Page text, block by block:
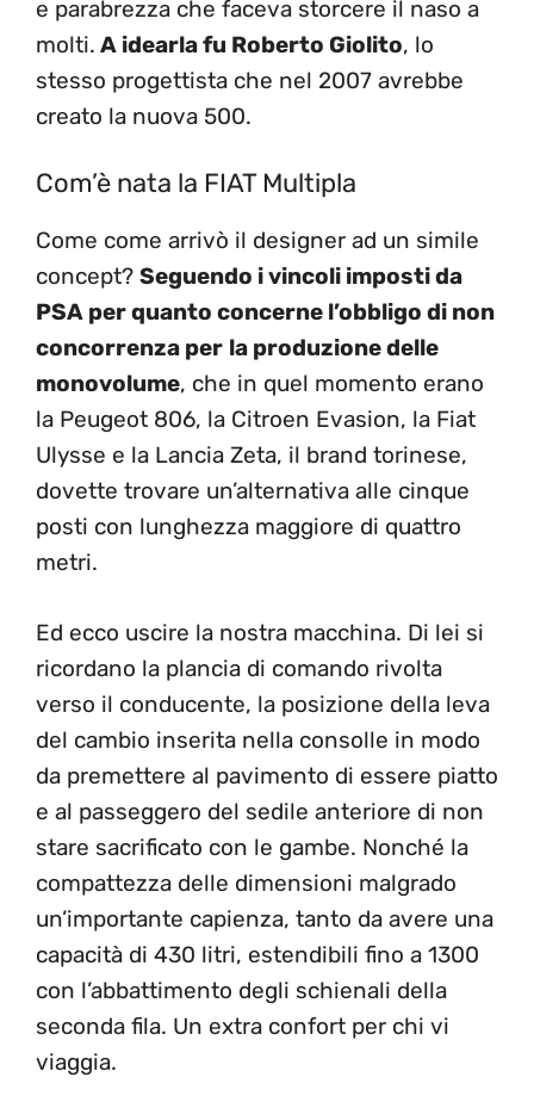
e parabrezza che faceva storcere il naso a
molti. A idearla fu Roberto Giolito, lo
stesso progettista che nel 2007 avrebbe
creato la nuova 500.
Com’è nata la FIAT Multipla
Come come arrivò il designer ad un simile
concept? Seguendo i vincoli imposti da
PSA per quanto concerne l’obbligo di non
concorrenza per la produzione delle
monovolume, che in quel momento erano
la Peugeot 806, la Citroen Evasion, la Fiat
Ulysse e la Lancia Zeta, il brand torinese,
dovette trovare un’alternativa alle cinque
posti con lunghezza maggiore di quattro
metri.
Ed ecco uscire la nostra macchina. Di lei si
ricordano la plancia di comando rivolta
verso il conducente, la posizione della leva
del cambio inserita nella consolle in modo
da premettere al pavimento di essere piatto
e al passeggero del sedile anteriore di non
stare sacrificato con le gambe. Nonché la
compattezza delle dimensioni malgrado
un’importante capienza, tanto da avere una
capacità di 430 litri, estendibili fino a 1300
con l’abbattimento degli schienali della
seconda fila. Un extra confort per chi vi
viaggia.